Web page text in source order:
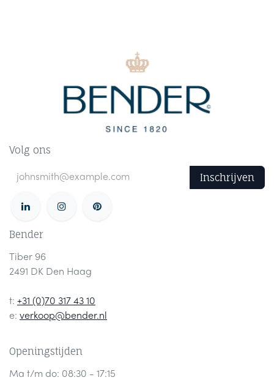
Volg ons
Inschrijven
Bender
Tiber 96
2491 DK Den Haag
t: +31 (0)70 317 43 10
e: verkoop@bender.nl
Openingstijden
Ma t/m do: 08:30 - 17:15